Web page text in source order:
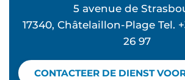
5 avenue de
17340, Châtelaillon-Plage Tel.
26 97
CONTACTEER DE DIENST